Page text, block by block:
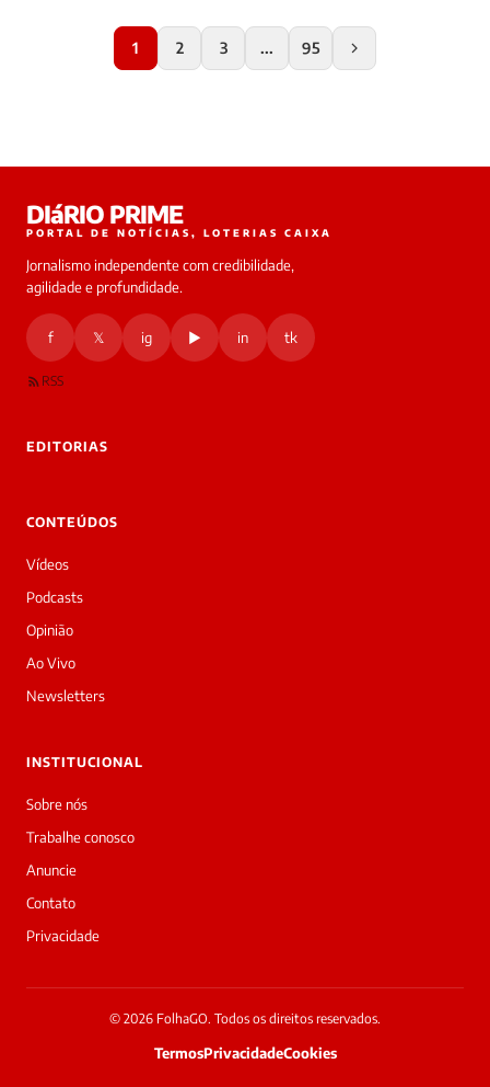
1 2 3 ... 95
DIáRIO PRIME
PORTAL DE NOTÍCIAS, LOTERIAS CAIXA
Jornalismo independente com credibilidade,
agilidade e profundidade.
f 𝕏 ig ▶ in tk
RSS
EDITORIAS
CONTEÚDOS
Vídeos
Podcasts
Opinião
Ao Vivo
Newsletters
INSTITUCIONAL
Sobre nós
Trabalhe conosco
Anuncie
Contato
Privacidade
© 2026 FolhaGO. Todos os direitos reservados.
TermosPrivacidadeCookies